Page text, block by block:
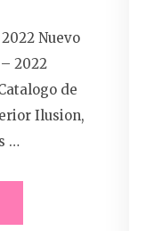
Nuevo
2022
de
Ilusion,
…